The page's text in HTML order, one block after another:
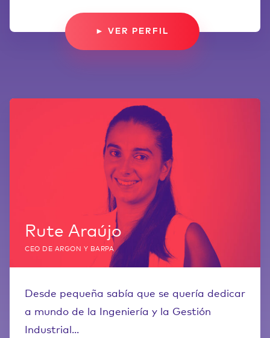
► VER PERFIL
Rute Araújo
CEO DE ARGON Y BARPA
Desde pequeña sabía que se quería dedicar
a mundo de la Ingeniería y la Gestión
Industrial...